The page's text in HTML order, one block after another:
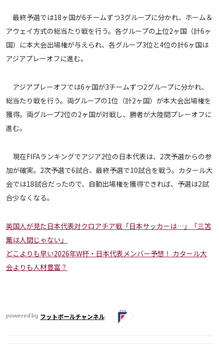
© AbemaTV. Inc. All Rights Reserved.
最終予選では18ヶ国が6チームずつ3グループに分かれ、ホーム＆
アウェイ方式の総当たり戦を行う。各グループの上位2ヶ国（計6ヶ
国）に本大会出場権が与えられ、各グループ3位と4位の計6ヶ国は
アジアプレーオフに進む。
アジアプレーオフでは6ヶ国が3チームずつ2グループに分かれ、
総当たり戦を行う。両グループの1位（計2ヶ国）が本大会出場権を
獲得。両グループ2位の2ヶ国が対戦し、勝者が大陸間プレーオフに
進む。
現在FIFAランキングでアジア2位の日本代表は、2次予選からの参
加が確実。2次予選で6試合、最終予選で10試合を戦う。カタール大
会では18試合だったので、自動出場権を獲得できれば、予選は2試
合少なくなる。
英国人が見た日本代表対クロアチア戦「日本サッカーは…」「三笘
薫は人間じゃない」
どこよりも早い2026年W杯・日本代表メンバー予想！ カタール大
会よりも人材豊富？
powered by フットボールチャンネル